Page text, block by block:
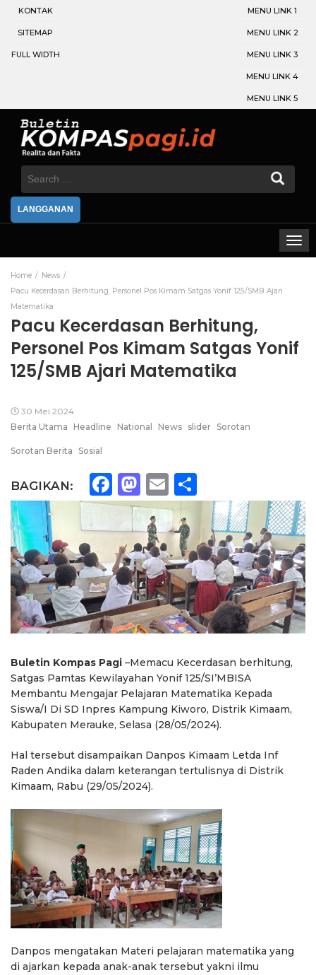
KONTAK
SITEMAP
FULL WIDTH
MENU LINK 1
MENU LINK 2
MENU LINK 3
MENU LINK 4
MENU LINK 5
Search
LANGGANAN
Home
News
Pacu Kecerdasan Berhitung, Personel Pos Kimam Satgas Yonif 125/SMB Ajari
Matematika
Pacu Kecerdasan Berhitung,
Personel Pos Kimam Satgas Yonif
125/SMB Ajari Matematika
30 Mei 2024
Berita Utama
Headline National News slider Sorotan
Sorotan Berita Sosial
BAGIKAN: Facebook
Mastodon
Email
Buletin Kompas Pagi –Memacu Kecerdasan berhitung,
Satgas Pamtas Kewilayahan Yonif 125/SI’MBISA
Membantu Mengajar Pelajaran Matematika Kepada
Siswa/I Di SD Inpres Kampung Kiworo, Distrik Kimaam,
Kabupaten Merauke, Selasa (28/05/2024).
Hal tersebut disampaikan Danpos Kimaam Letda Inf
Raden Andika dalam keterangan tertulisnya di Distrik
Kimaam, Rabu (29/05/2024).
Danpos mengatakan Materi pelajaran matematika yang
di ajarkan kepada anak-anak tersebut yakni ilmu